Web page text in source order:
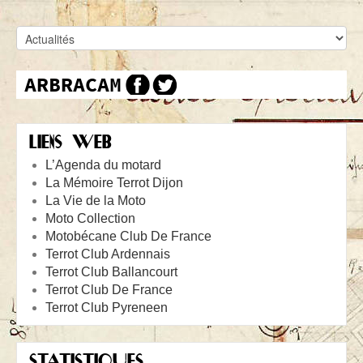
LIENS WEB
L’Agenda du motard
La Mémoire Terrot Dijon
La Vie de la Moto
Moto Collection
Motobécane Club De France
Terrot Club Ardennais
Terrot Club Ballancourt
Terrot Club De France
Terrot Club Pyreneen